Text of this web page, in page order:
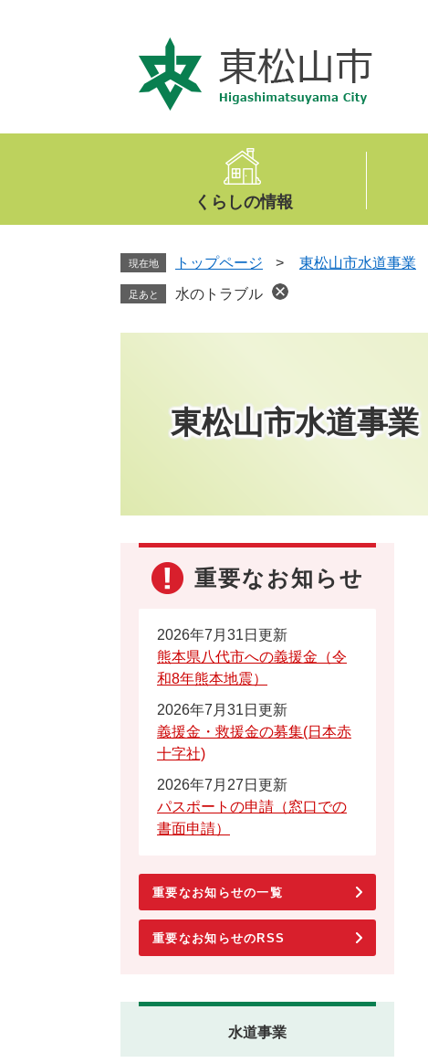
文
くらしの情報
現在地 トップページ > 東松山市水道事業
足あと 水のトラブル
東松山市水道事業
重要なお知らせ
2026年7月31日更新
熊本県八代市への義援金（令
和8年熊本地震）
2026年7月31日更新
義援金・救援金の募集(日本赤
十字社)
2026年7月27日更新
パスポートの申請（窓口での
書面申請）
重要なお知らせの一覧
重要なお知らせのRSS
水道事業